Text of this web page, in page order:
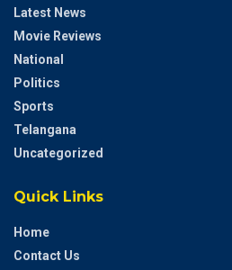
Latest News
Movie Reviews
National
Politics
Sports
Telangana
Uncategorized
Quick Links
Home
Contact Us